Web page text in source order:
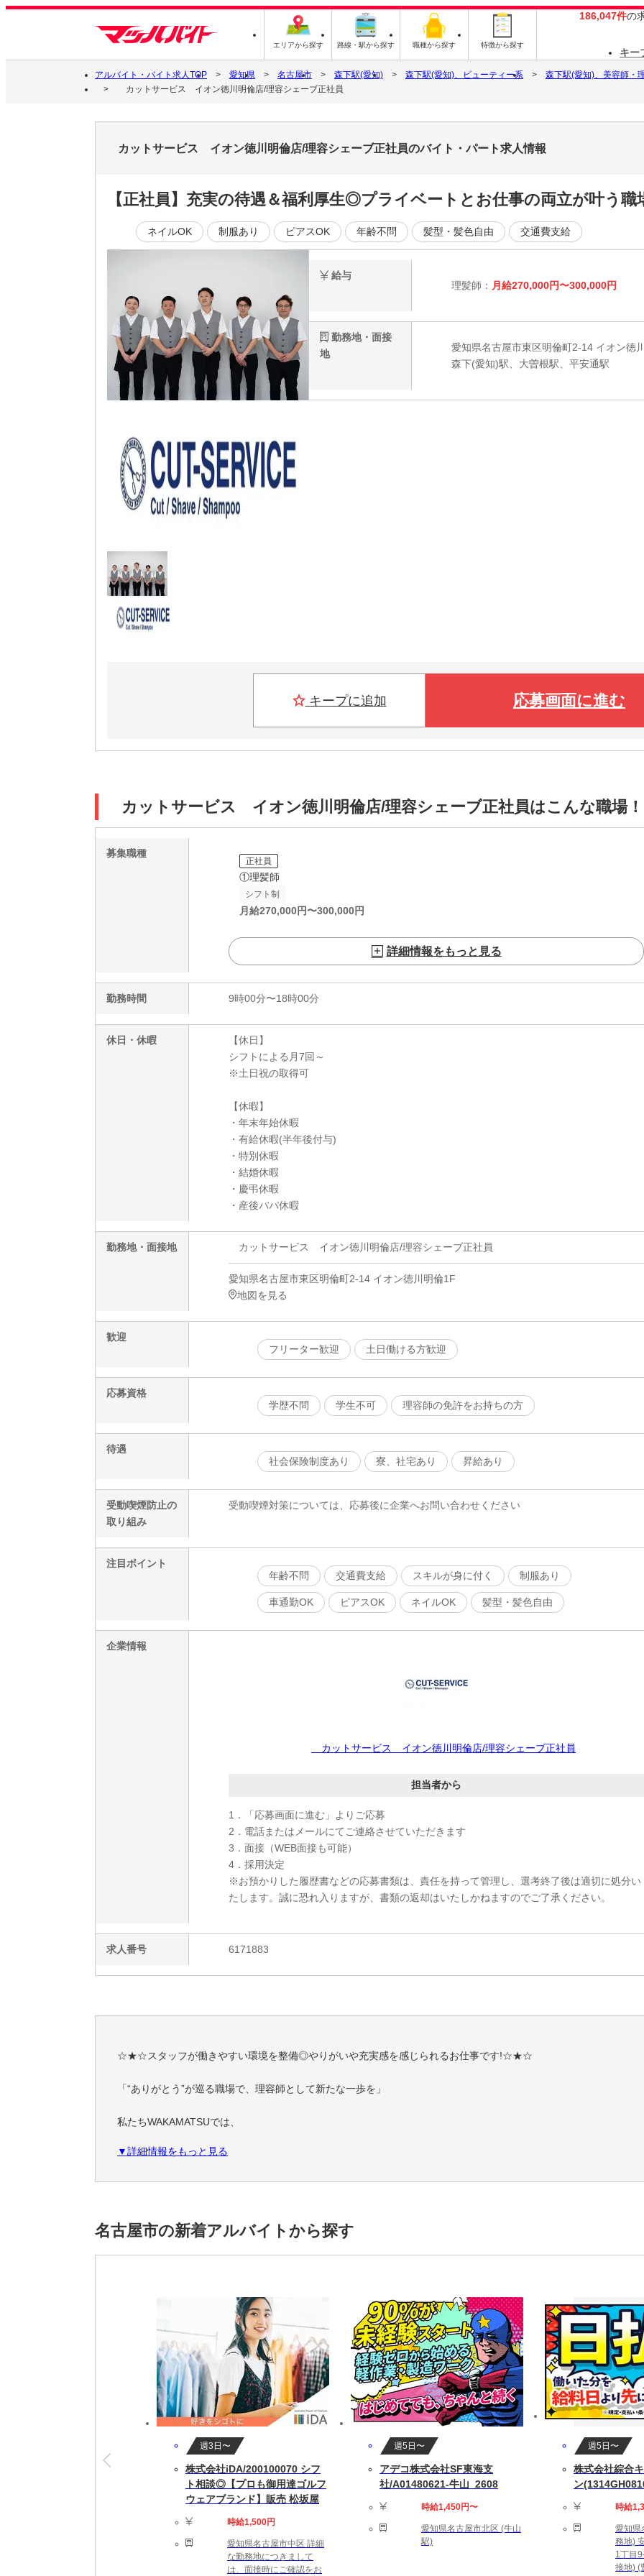
エリアから探す 路線・駅から探す 職種から探す 特徴から探す
186,047件の
キー
アルバイト・バイト求人TOP 愛知県 名古屋市 森下駅(愛知) 森下駅(愛知)、ビューティー系
森下駅(愛知)、美容師・
カットサービス イオン徳川明倫店/理容シェーブ正社員
カットサービス イオン徳川明倫店/理容シェーブ正社員のバイト・パート求人情報
【正社員】充実の待遇＆福利厚生◎プライベートとお仕事の両立が叶う職
ネイルOK 制服あり ピアスOK 年齢不問 髪型・髪色自由 交通費支給
給与
理髪師： 月給270,000円〜300,000円
勤務地・面接
地
愛知県名古屋市東区明倫町2-14 イオン徳
森下(愛知)駅、大曽根駅、平安通駅
キープに追加 応募画面に進む
カットサービス イオン徳川明倫店/理容シェーブ正社員はこんな職場！
募集職種
正社員
①理髪師
シフト制
月給270,000円〜300,000円
詳細情報をもっと見る
勤務時間 9時00分〜18時00分
休日・休暇
【休日】
シフトによる月7回～
※土日祝の取得可
【休暇】
・年末年始休暇
・有給休暇(半年後付与)
・特別休暇
・結婚休暇
・慶弔休暇
・産後パパ休暇
勤務地・面接地 カットサービス イオン徳川明倫店/理容シェーブ正社員
愛知県名古屋市東区明倫町2-14 イオン徳川明倫1F
地図を見る
歓迎
フリーター歓迎
土日働ける方歓迎
応募資格
学歴不問
学生不可 理容師の免許をお持ちの方
待遇
社会保険制度あり
寮、社宅あり 昇給あり
受動喫煙防止の
取り組み
受動喫煙対策については、応募後に企業へお問い合わせください
注目ポイント
年齢不問
交通費支給 スキルが身に付く 制服あり
車通勤OK ピアスOK ネイルOK 髪型・髪色自由
企業情報
カットサービス イオン徳川明倫店/理容シェーブ正社員
担当者から
1．「応募画面に進む」よりご応募
2．電話またはメールにてご連絡させていただきます
3．面接（WEB面接も可能）
4．採用決定
※お預かりした履歴書などの応募書類は、責任を持って管理し、選考終了後は適切に処分い
たします。誠に恐れ入りますが、書類の返却はいたしかねますのでご了承ください。
求人番号 6171883
☆★☆スタッフが働きやすい環境を整備◎やりがいや充実感を感じられるお仕事です!☆★☆
「“ありがとう”が巡る職場で、理容師として新たな一歩を」
私たちWAKAMATSUでは、
ことを大切にしています。
【WAKAMATSUの理容師として働く魅力】
ヘアカット・シェービング・カラーなどの理容技術に加え、接客・レジ・清掃などの店内業務を担当
入客は順番制・ノルマなし／歩合はしっかり還元
集客は会社が担当！接客・技術に集中できます
残業ほぼなし／月7日以上休み／営業時間も短め
プライベートとの両立もしやすく、家族との時間も大切にできます
【理容師＋αとしての未来も描けます】
店長・マネージャー・教育トレーナーなどの現場キャリアの他に、
マーケティング・人事・経営企画など本部職へのキャリアチェンジも可能
サロンワークにとどまらない成長や挑戦も、全力で応援します。
【こんな方をお待ちしています】
・お客様からの“ありがとう”を、たくさんもらいたい
・仲間と支え合いながら働きたい
・ブランクから復帰したい・再スタートしたい
・経営や教育などにも興味がある
▼詳細情報をもっと見る
名古屋市の新着アルバイトから探す
週3日〜
株式会社iDA/200100070 シフ
ト相談◎【プロも御用達ゴルフ
ウェアブランド】販売 松坂屋
時給1,500円
愛知県名古屋市中区 詳細
な勤務地につきまして
は、面接時にご確認をお
週5日〜
アデコ株式会社SF東海支
社/A01480621-牛山_2608
時給1,450円〜
愛知県名古屋市北区 (牛山
駅)
週5日〜
株式会社綜合
ン
時給
愛知県
務地)
1丁目
接地) (